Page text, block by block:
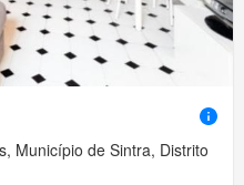
Município de Sintra, Distrito